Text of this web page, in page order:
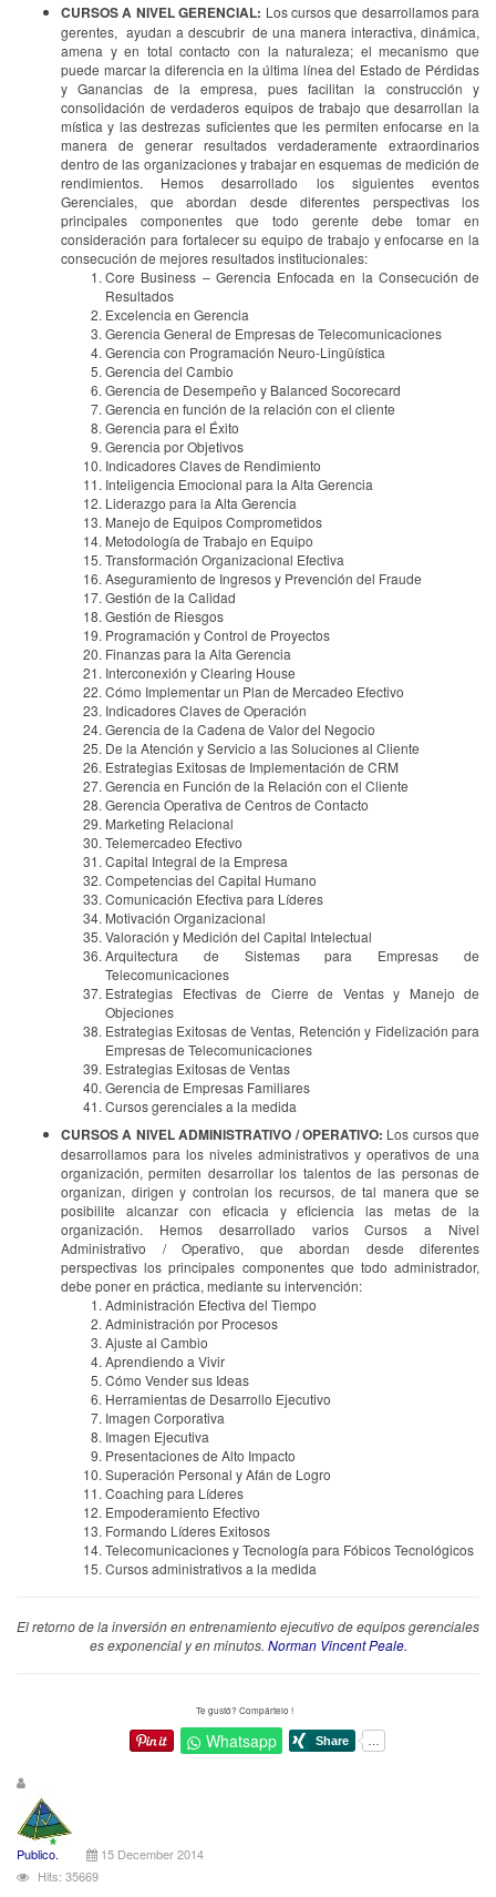
CURSOS A NIVEL GERENCIAL: Los cursos que desarrollamos para
gerentes, ayudan a descubrir de una manera interactiva, dinámica,
amena y en total contacto con la naturaleza; el mecanismo que
puede marcar la diferencia en la última línea del Estado de Pérdidas
y Ganancias de la empresa, pues facilitan la construcción y
consolidación de verdaderos equipos de trabajo que desarrollan la
mística y las destrezas suficientes que les permiten enfocarse en la
manera de generar resultados verdaderamente extraordinarios
dentro de las organizaciones y trabajar en esquemas de medición de
rendimientos. Hemos desarrollado los siguientes eventos
Gerenciales, que abordan desde diferentes perspectivas los
principales componentes que todo gerente debe tomar en
consideración para fortalecer su equipo de trabajo y enfocarse en la
consecución de mejores resultados institucionales:
Core Business – Gerencia Enfocada en la Consecución de
Resultados
Excelencia en Gerencia
Gerencia General de Empresas de Telecomunicaciones
Gerencia con Programación Neuro-Lingüística
Gerencia del Cambio
Gerencia de Desempeño y Balanced Socorecard
Gerencia en función de la relación con el cliente
Gerencia para el Éxito
Gerencia por Objetivos
Indicadores Claves de Rendimiento
Inteligencia Emocional para la Alta Gerencia
Liderazgo para la Alta Gerencia
Manejo de Equipos Comprometidos
Metodología de Trabajo en Equipo
Transformación Organizacional Efectiva
Aseguramiento de Ingresos y Prevención del Fraude
Gestión de la Calidad
Gestión de Riesgos
Programación y Control de Proyectos
Finanzas para la Alta Gerencia
Interconexión y Clearing House
Cómo Implementar un Plan de Mercadeo Efectivo
Indicadores Claves de Operación
Gerencia de la Cadena de Valor del Negocio
De la Atención y Servicio a las Soluciones al Cliente
Estrategias Exitosas de Implementación de CRM
Gerencia en Función de la Relación con el Cliente
Gerencia Operativa de Centros de Contacto
Marketing Relacional
Telemercadeo Efectivo
Capital Integral de la Empresa
Competencias del Capital Humano
Comunicación Efectiva para Líderes
Motivación Organizacional
Valoración y Medición del Capital Intelectual
Arquitectura de Sistemas para Empresas de
Telecomunicaciones
Estrategias Efectivas de Cierre de Ventas y Manejo de
Objeciones
Estrategias Exitosas de Ventas, Retención y Fidelización para
Empresas de Telecomunicaciones
Estrategias Exitosas de Ventas
Gerencia de Empresas Familiares
Cursos gerenciales a la medida
CURSOS A NIVEL ADMINISTRATIVO / OPERATIVO: Los cursos que
desarrollamos para los niveles administrativos y operativos de una
organización, permiten desarrollar los talentos de las personas de
organizan, dirigen y controlan los recursos, de tal manera que se
posibilite alcanzar con eficacia y eficiencia las metas de la
organización. Hemos desarrollado varios Cursos a Nivel
Administrativo / Operativo, que abordan desde diferentes
perspectivas los principales componentes que todo administrador,
debe poner en práctica, mediante su intervención:
Administración Efectiva del Tiempo
Administración por Procesos
Ajuste al Cambio
Aprendiendo a Vivir
Cómo Vender sus Ideas
Herramientas de Desarrollo Ejecutivo
Imagen Corporativa
Imagen Ejecutiva
Presentaciones de Alto Impacto
Superación Personal y Afán de Logro
Coaching para Líderes
Empoderamiento Efectivo
Formando Líderes Exitosos
Telecomunicaciones y Tecnología para Fóbicos Tecnológicos
Cursos administrativos a la medida
El retorno de la inversión en entrenamiento ejecutivo de equipos gerenciales
es exponencial y en minutos. Norman Vincent Peale.
Te gustó? Compártelo !
Whatsapp
Publico.
15 December 2014
Hits: 35669